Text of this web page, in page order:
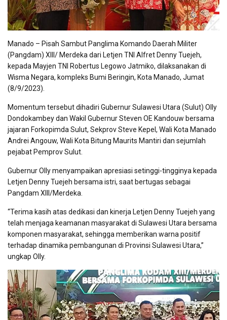
Manado – Pisah Sambut Panglima Komando Daerah Militer
(Pangdam) XIII/ Merdeka dari Letjen TNI Alfret Denny Tuejeh,
kepada Mayjen TNI Robertus Legowo Jatmiko, dilaksanakan di
Wisma Negara, kompleks Bumi Beringin, Kota Manado, Jumat
(8/9/2023).
Momentum tersebut dihadiri Gubernur Sulawesi Utara (Sulut) Olly
Dondokambey dan Wakil Gubernur Steven OE Kandouw bersama
jajaran Forkopimda Sulut, Sekprov Steve Kepel, Wali Kota Manado
Andrei Angouw, Wali Kota Bitung Maurits Mantiri dan sejumlah
pejabat Pemprov Sulut.
Gubernur Olly menyampaikan apresiasi setinggi-tingginya kepada
Letjen Denny Tuejeh bersama istri, saat bertugas sebagai
Pangdam XIII/Merdeka.
“Terima kasih atas dedikasi dan kinerja Letjen Denny Tuejeh yang
telah menjaga keamanan masyarakat di Sulawesi Utara bersama
komponen masyarakat, sehingga memberikan warna positif
terhadap dinamika pembangunan di Provinsi Sulawesi Utara,”
ungkap Olly.